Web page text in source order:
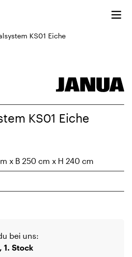
KS01 Eiche
KS01 Eiche
x B 250 cm x H 240 cm
bei uns:
1. Stock